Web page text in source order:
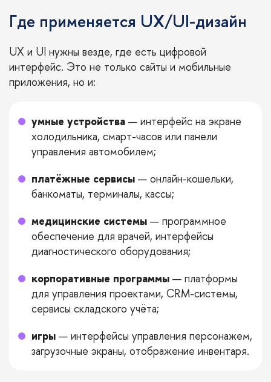
Где применяется UX/UI-дизайн
UX и UI нужны везде, где есть цифровой
интерфейс. Это не только сайты и мобильные
приложения, но и:
умные устройства — интерфейс на экране
холодильника, смарт-часов или панели
управления автомобилем;
платёжные сервисы — онлайн-кошельки,
банкоматы, терминалы, кассы;
медицинские системы — программное
обеспечение для врачей, интерфейсы
диагностического оборудования;
корпоративные программы — платформы
для управления проектами, CRM-системы,
сервисы складского учёта;
игры — интерфейсы управления персонажем,
загрузочные экраны, отображение инвентаря.